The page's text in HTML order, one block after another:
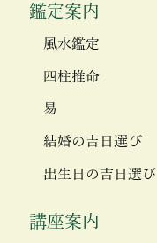
鑑定案内
風水鑑定
四柱推命
易
結婚の吉日選び
出生日の吉日選び
講座案内